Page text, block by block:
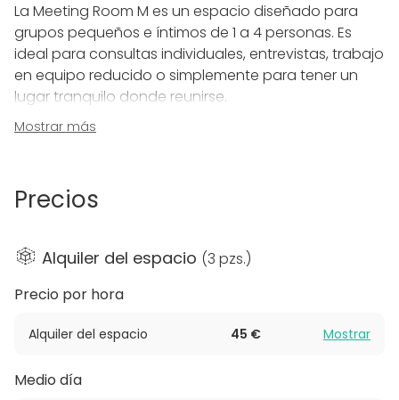
La Meeting Room M es un espacio diseñado para
grupos pequeños e íntimos de 1 a 4 personas. Es
ideal para consultas individuales, entrevistas, trabajo
en equipo reducido o simplemente para tener un
lugar tranquilo donde reunirse.
Esta sala proporciona un ambiente privado y
confidenciales sin distracciones. Con su diseño
opción perfecta para quienes necesitan un espacio
profesional y productivo para sus actividades de
negocio.
Descubre un ambiente donde la privacidad y la
está diseñada para elevar tus reuniones más íntimas
Mostrar más
Precios
Alquiler del espacio (3 pzs.)
Precio por hora
Alquiler del espacio 45 € Mostrar
Medio día